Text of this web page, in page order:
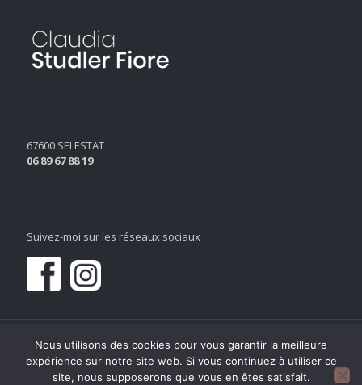
67600 SELESTAT
06 89 67 88 19
Suivez-moi sur les réseaux sociaux
Nous utilisons des cookies pour vous garantir la meilleure
expérience sur notre site web. Si vous continuez à utiliser ce
site, nous supposerons que vous en êtes satisfait.